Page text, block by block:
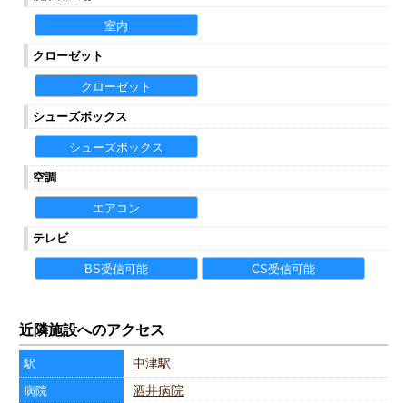
室内
クローゼット
クローゼット
シューズボックス
シューズボックス
空調
エアコン
テレビ
BS受信可能 CS受信可能
近隣施設へのアクセス
駅 中津駅
病院 酒井病院